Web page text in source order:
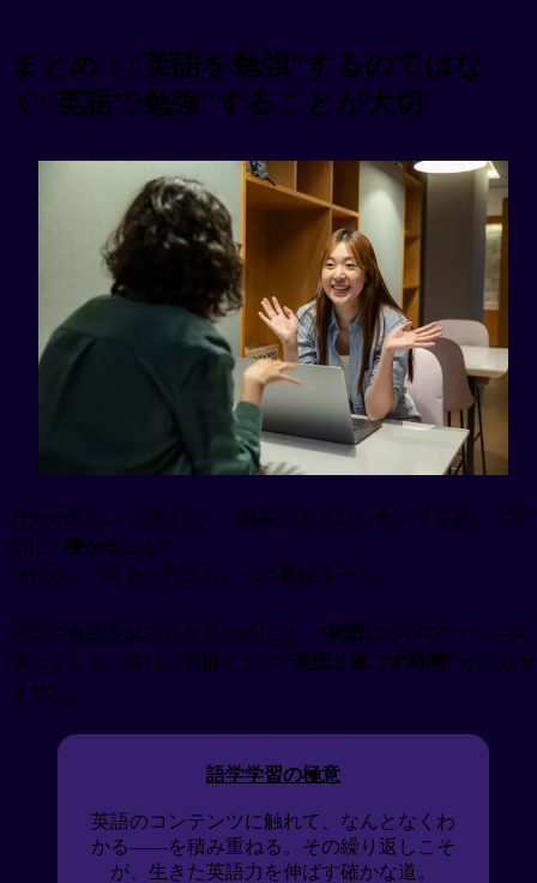
まとめ："英語を勉強"するのではな
く"英語で勉強"することが大切
自分が楽しいと思えたり、興味のあるコンテンツを通して英
語に "浸かること" 。
それが、「生きた言語力」への最短ルート。
英語の勉強を成功させるためには、 “英語について” たくさん
学ぶよりも、毎日の習慣として “英語と過ごす時間” が欠かせ
ません。
語学学習の極意
英語のコンテンツに触れて、なんとなくわ
かる——を積み重ねる。その繰り返しこそ
が、生きた英語力を伸ばす確かな道。